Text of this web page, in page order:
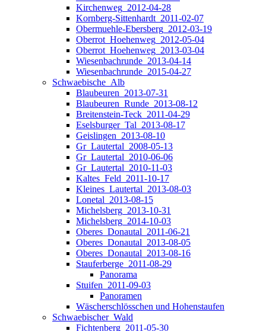
Kirchenweg_2012-04-28
Kornberg-Sittenhardt_2011-02-07
Obermuehle-Ebersberg_2012-03-19
Oberrot_Hoehenweg_2012-05-04
Oberrot_Hoehenweg_2013-03-04
Wiesenbachrunde_2013-04-14
Wiesenbachrunde_2015-04-27
Schwaebische_Alb
Blaubeuren_2013-07-31
Blaubeuren_Runde_2013-08-12
Breitenstein-Teck_2011-04-29
Eselsburger_Tal_2013-08-17
Geislingen_2013-08-10
Gr_Lautertal_2008-05-13
Gr_Lautertal_2010-06-06
Gr_Lautertal_2010-11-03
Kaltes_Feld_2011-10-17
Kleines_Lautertal_2013-08-03
Lonetal_2013-08-15
Michelsberg_2013-10-31
Michelsberg_2014-10-03
Oberes_Donautal_2011-06-21
Oberes_Donautal_2013-08-05
Oberes_Donautal_2013-08-16
Stauferberge_2011-08-29
Panorama
Stuifen_2011-09-03
Panoramen
Wäscherschlösschen und Hohenstaufen
Schwaebischer_Wald
Fichtenberg_2011-05-30